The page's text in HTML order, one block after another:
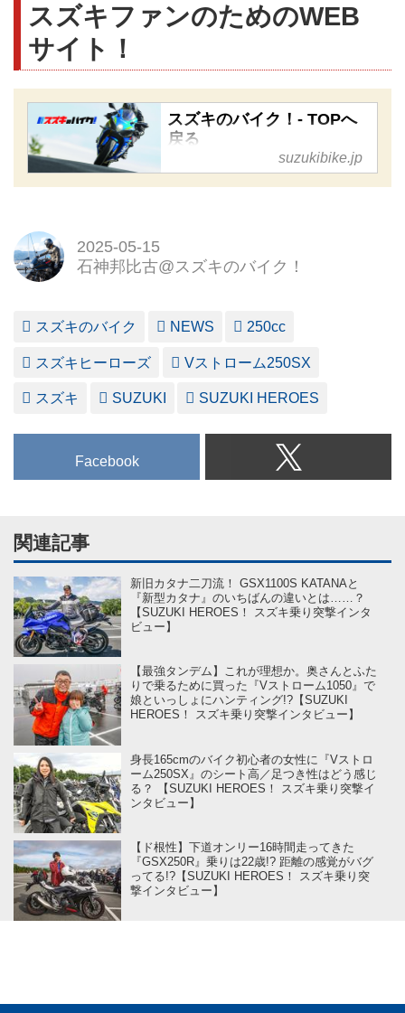
スズキファンのためのWEB
サイト！
スズキのバイク！- TOPへ
戻る
suzukibike.jp
2025-05-15
石神邦比古@スズキのバイク！
スズキのバイク NEWS 250cc
スズキヒーローズ Vストローム250SX
スズキ SUZUKI SUZUKI HEROES
Facebook
関連記事
新旧カタナ二刀流！ GSX1100S KATANAと
『新型カタナ』のいちばんの違いとは……？
【SUZUKI HEROES！ スズキ乗り突撃インタ
ビュー】
【最強タンデム】これが理想か。奥さんとふた
りで乗るために買った『Vストローム1050』で
娘といっしょにハンティング!?【SUZUKI
HEROES！ スズキ乗り突撃インタビュー】
身長165cmのバイク初心者の女性に『Vストロ
ーム250SX』のシート高／足つき性はどう感じ
る？ 【SUZUKI HEROES！ スズキ乗り突撃イ
ンタビュー】
【ド根性】下道オンリー16時間走ってきた
『GSX250R』乗りは22歳!? 距離の感覚がバグ
ってる!?【SUZUKI HEROES！ スズキ乗り突
撃インタビュー】